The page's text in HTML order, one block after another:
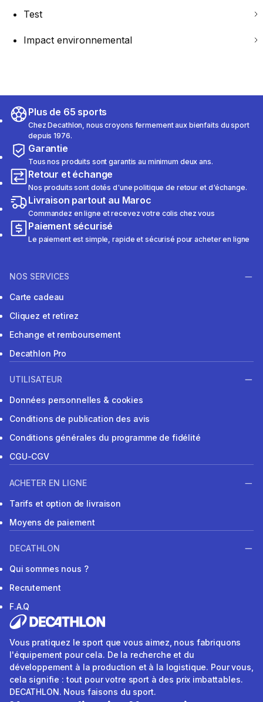
Test
Impact environnemental
Plus de 65 sports
Chez Decathlon, nous croyons fermement aux bienfaits du sport
depuis 1976.
Garantie
Tous nos produits sont garantis au minimum deux ans.
Retour et échange
Nos produits sont dotés d'une politique de retour et d'échange.
Livraison partout au Maroc
Commandez en ligne et recevez votre colis chez vous
Paiement sécurisé
Le paiement est simple, rapide et sécurisé pour acheter en ligne
NOS SERVICES
Carte cadeau
Cliquez et retirez
Echange et remboursement
Decathlon Pro
UTILISATEUR
Données personnelles & cookies
Conditions de publication des avis
Conditions générales du programme de fidélité
CGU-CGV
ACHETER EN LIGNE
Tarifs et option de livraison
Moyens de paiement
DECATHLON
Qui sommes nous ?
Recrutement
F.A.Q
Vous pratiquez le sport que vous aimez, nous fabriquons
l'équipement pour cela. De la recherche et du
développement à la production et à la logistique. Pour vous,
cela signifie : tout pour votre sport à des prix imbattables.
DECATHLON. Nous faisons du sport.